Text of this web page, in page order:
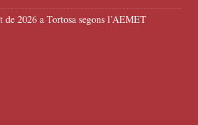
2026 a Tortosa segons l’AEMET